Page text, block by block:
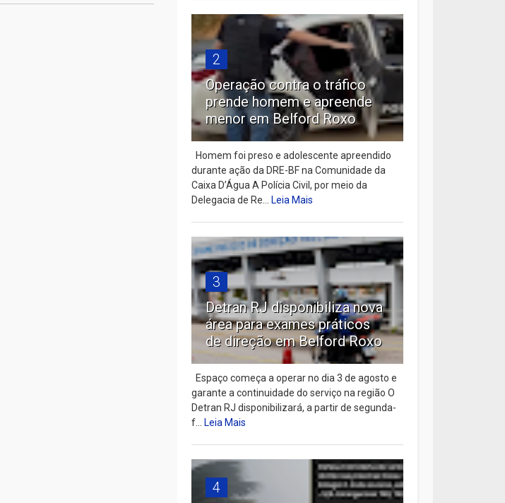
2
Operação contra o tráfico
prende homem e apreende
menor em Belford Roxo
Homem foi preso e adolescente apreendido
durante ação da DRE-BF na Comunidade da
Caixa D’Água A Polícia Civil, por meio da
Delegacia de Re...Leia Mais
3
Detran RJ disponibiliza nova
área para exames práticos
de direção em Belford Roxo
Espaço começa a operar no dia 3 de agosto e
garante a continuidade do serviço na região O
Detran RJ disponibilizará, a partir de segunda-
f...Leia Mais
4